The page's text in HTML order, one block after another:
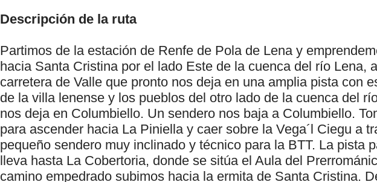
Descripción de la ruta
Partimos de la estación de Renfe de Pola de Lena y
hacia Santa Cristina por el lado Este de la cuenca del río Lena,
carretera de Valle que pronto nos deja en una amplia pista con
de la villa lenense y los pueblos del otro lado de la cuenca del
nos deja en Columbiello. Un sendero nos baja a Columbiello.
para ascender hacia La Piniella y caer sobre la Vega´l Ciegu a
pequeño sendero muy inclinado y técnico para la BTT. La pista
lleva hasta La Cobertoria, donde se sitúa el Aula del
camino empedrado subimos hacia la ermita de Santa Cristina.